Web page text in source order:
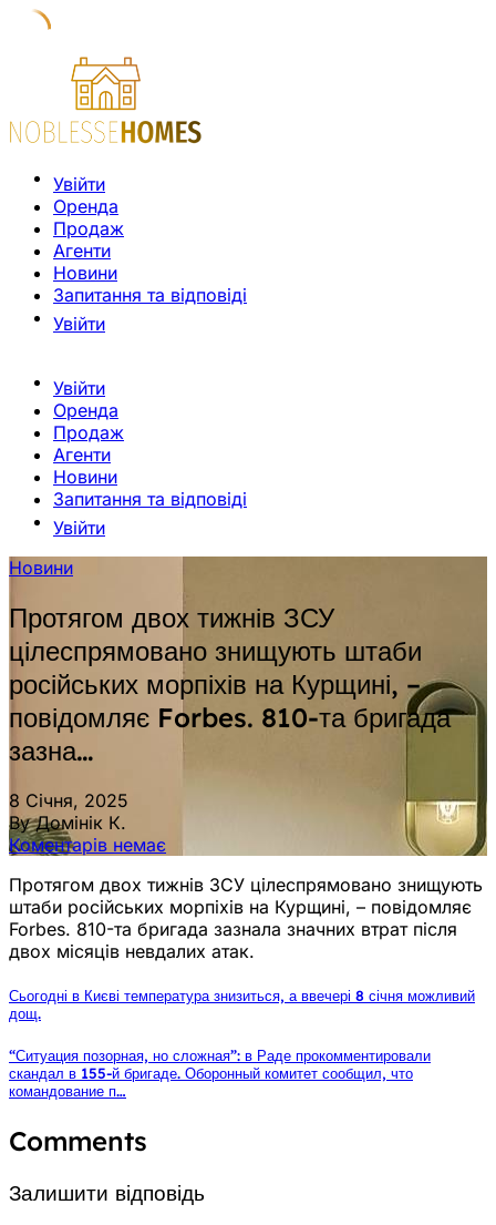
Увійти
Оренда
Продаж
Агенти
Новини
Запитання та відповіді
Увійти
Увійти
Оренда
Продаж
Агенти
Новини
Запитання та відповіді
Увійти
Новини
Протягом двох тижнів ЗСУ
цілеспрямовано знищують штаби
російських морпіхів на Курщині, –
повідомляє Forbes. 810-та бригада
зазна…
8 Січня, 2025
By Домінік К.
Коментарів немає
Протягом двох тижнів ЗСУ цілеспрямовано знищують
штаби російських морпіхів на Курщині, – повідомляє
Forbes. 810-та бригада зазнала значних втрат після
двох місяців невдалих атак.
Сьогодні в Києві температура знизиться, а ввечері 8 січня можливий
дощ.
“Ситуация позорная, но сложная”: в Раде прокомментировали
скандал в 155-й бригаде. Оборонный комитет сообщил, что
командование п…
Comments
Залишити відповідь